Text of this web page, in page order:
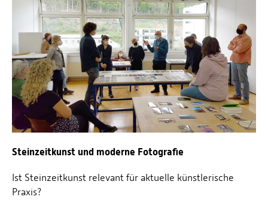
Steinzeitkunst und moderne Fotografie
Ist Steinzeitkunst relevant für aktuelle künstlerische
Praxis?